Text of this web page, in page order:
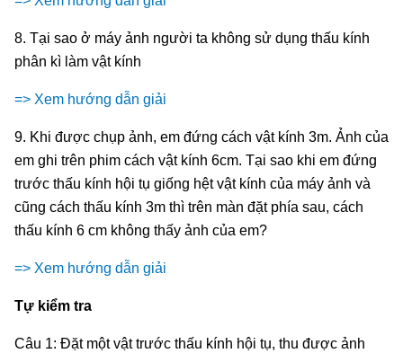
8. Tại sao ở máy ảnh người ta không sử dụng thấu kính
phân kì làm vật kính
=> Xem hướng dẫn giải
9. Khi được chụp ảnh, em đứng cách vật kính 3m. Ảnh của
em ghi trên phim cách vật kính 6cm. Tại sao khi em đứng
trước thấu kính hội tụ giống hệt vật kính của máy ảnh và
cũng cách thấu kính 3m thì trên màn đặt phía sau, cách
thấu kính 6 cm không thấy ảnh của em?
=> Xem hướng dẫn giải
Tự kiểm tra
Câu 1: Đặt một vật trước thấu kính hội tụ, thu được ảnh